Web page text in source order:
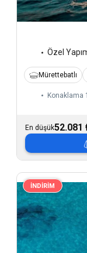
Özel
Mürettebatlı
Konaklama
En düşük52.081
İNDİRİM